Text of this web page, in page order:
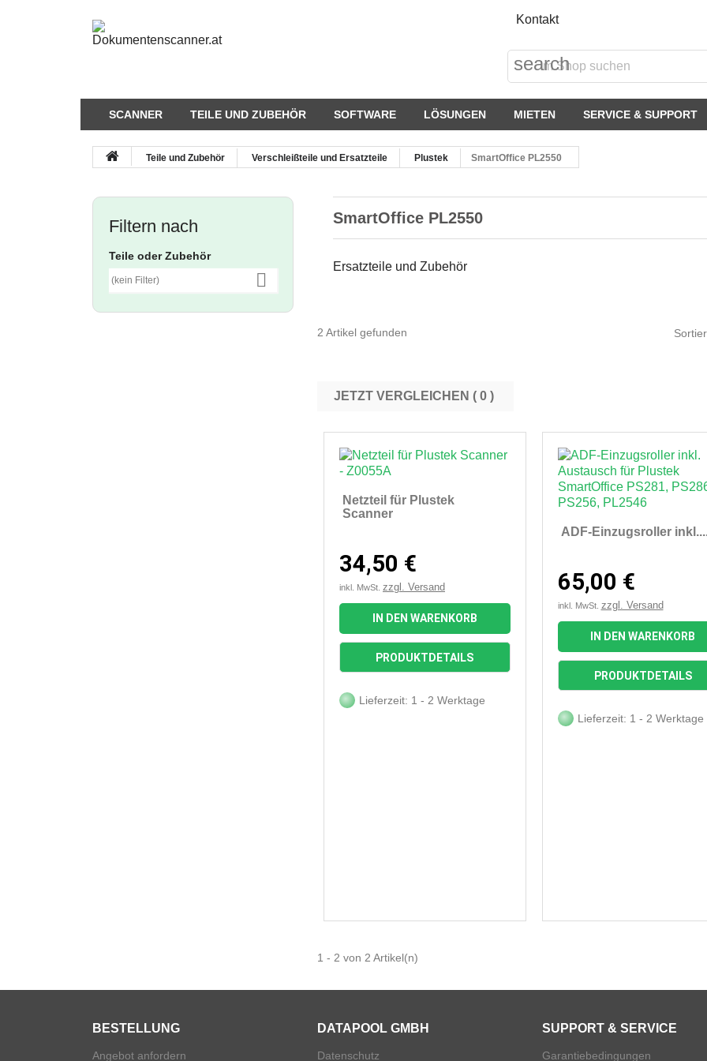
Kontakt
search
SCANNER TEILE UND ZUBEHÖR SOFTWARE LÖSUNGEN MIETEN SERVICE & SUPPORT
Teile und Zubehör Verschleißteile und Ersatzteile Plustek SmartOffice PL2550
Filtern nach
Teile oder Zubehör
(kein Filter) 
SmartOffice PL2550
Ersatzteile und Zubehör
2 Artikel gefunden
JETZT VERGLEICHEN ( 0
 Vorschau
Netzteil für Plustek
Scanner
34,50 €
inkl. MwSt. zzgl. Versand
IN DEN WARENKORB
PRODUKTDETAILS
Lieferzeit: 1 - 2 Werktage
 Vorschau
ADF-Einzugsroller
65,00 €
inkl. MwSt. zzgl. Versand
IN DEN WARENKORB
PRODUKTDETAILS
Lieferzeit: 1 - 2 Werktage
1 - 2 von 2 Artikel(n)
BESTELLUNG
Angebot anfordern
DATAPOOL GMBH
Datenschutz
SUPPORT & SERVICE
Garantiebedingungen